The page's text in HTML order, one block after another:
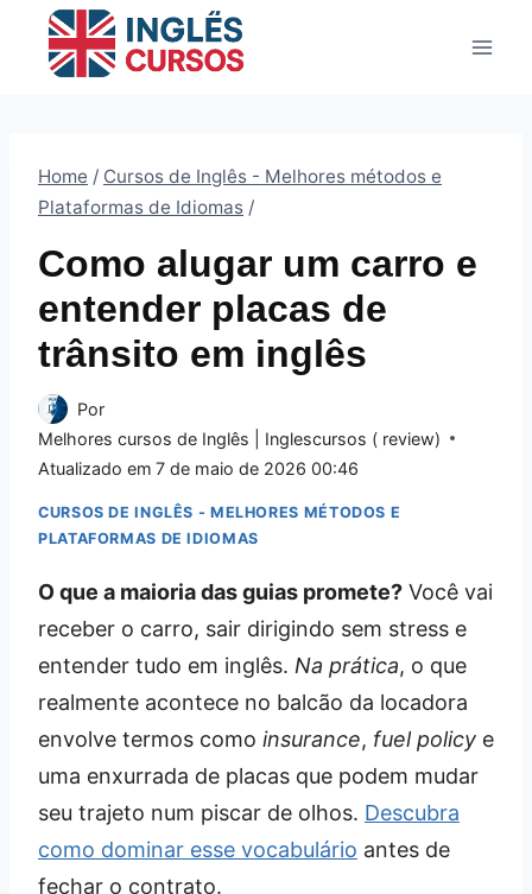
Home / Cursos de Inglês - Melhores métodos e
Plataformas de Idiomas /
Como alugar um carro e
entender placas de
trânsito em inglês
Por
Melhores cursos de Inglês | Inglescursos ( review)
Atualizado em 7 de maio de 2026 00:46
CURSOS DE INGLÊS - MELHORES MÉTODOS E
PLATAFORMAS DE IDIOMAS
O que a maioria das guias promete? Você vai
receber o carro, sair dirigindo sem stress e
entender tudo em inglês. Na prática, o que
realmente acontece no balcão da locadora
envolve termos como insurance, fuel policy e
uma enxurrada de placas que podem mudar
seu trajeto num piscar de olhos. Descubra
como dominar esse vocabulário antes de
fechar o contrato.